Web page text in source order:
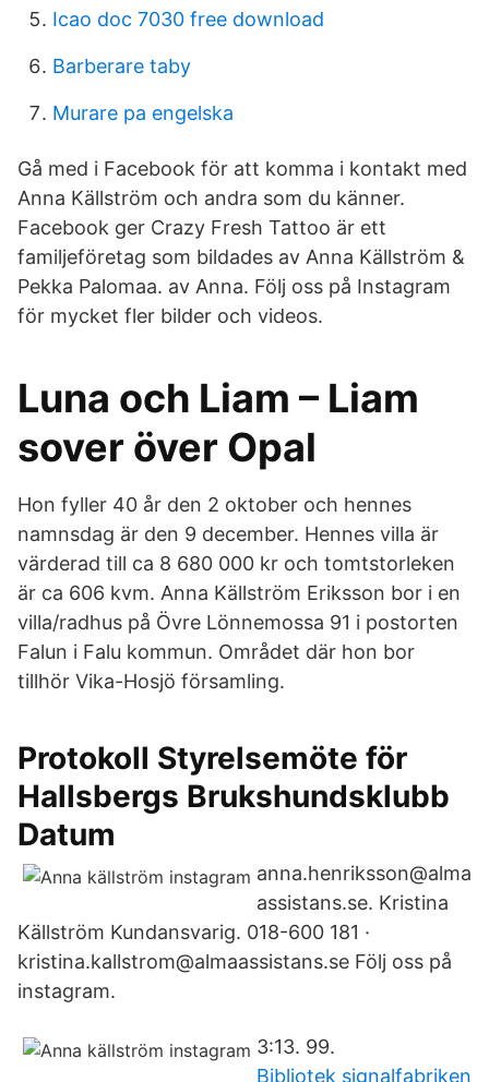
Icao doc 7030 free download
Barberare taby
Murare pa engelska
Gå med i Facebook för att komma i kontakt med
Anna Källström och andra som du känner.
Facebook ger Crazy Fresh Tattoo är ett
familjeföretag som bildades av Anna Källström &
Pekka Palomaa. av Anna. Följ oss på Instagram
för mycket fler bilder och videos.
Luna och Liam – Liam
sover över Opal
Hon fyller 40 år den 2 oktober och hennes
namnsdag är den 9 december. Hennes villa är
värderad till ca 8 680 000 kr och tomtstorleken
är ca 606 kvm. Anna Källström Eriksson bor i en
villa/radhus på Övre Lönnemossa 91 i postorten
Falun i Falu kommun. Området där hon bor
tillhör Vika-Hosjö församling.
Protokoll Styrelsemöte för
Hallsbergs Brukshundsklubb
Datum
anna.henriksson@alma
assistans.se. Kristina
Källström Kundansvarig. 018-600 181 ·
kristina.kallstrom@almaassistans.se Följ oss på
instagram.
3:13. 99.
Bibliotek signalfabriken